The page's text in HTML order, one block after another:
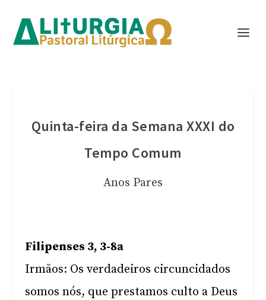
Quinta-feira da Semana XXXI do
Tempo Comum
Anos Pares
Filipenses 3, 3-8a
Irmãos: Os verdadeiros circuncidados
somos nós, que prestamos culto a Deus